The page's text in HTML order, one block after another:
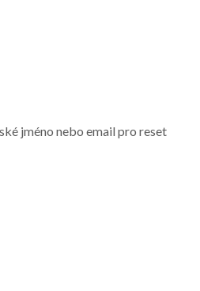
jméno nebo email pro reset